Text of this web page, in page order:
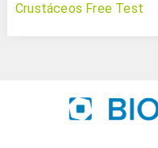
Crustáceos Free Test